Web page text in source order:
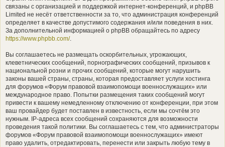
связаны с организацией и поддержкой интернет-конференций, и phpBB
Limited не несёт ответственности за то, что администрация конференций
определяет в качестве допустимого содержания и/или поведения в них.
За дополнительной информацией о phpBB обращайтесь по адресу
https://www.phpbb.com/.
Вы соглашаетесь не размещать оскорбительных, угрожающих,
клеветнических сообщений, порнографических сообщений, призывов к
национальной розни и прочих сообщений, которые могут нарушить
законы вашей страны, страны, которая предоставляет услуги хостинга
для форумов «Форум правовой взаимопомощи военнослужащих» или
международное право. Попытки размещения таких сообщений могут
привести к вашему немедленному отключению от конференции, при этом
ваш провайдер будет поставлен в известность, если мы сочтём это
нужным. IP-адреса всех сообщений сохраняются для возможности
проведения такой политики. Вы соглашаетесь с тем, что администраторы
форумов «Форум правовой взаимопомощи военнослужащих» имеют
право удалить, отредактировать, перенести или закрыть любую тему в